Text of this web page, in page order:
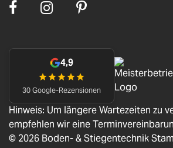
4,9
30 Google-Rezensionen
Hinweis: Um längere Wartezeiten zu
empfehlen wir eine
© 2026 Boden- & Stiegentechnik